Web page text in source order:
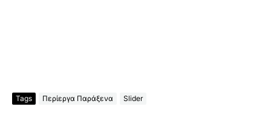
Tags Περίεργα Παράξενα Slider